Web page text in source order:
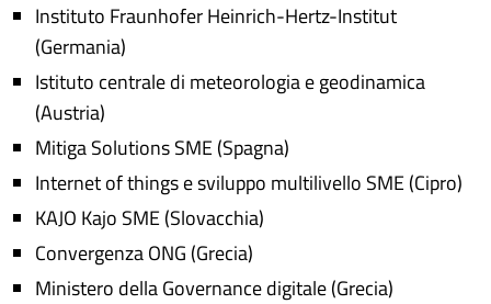
Instituto Fraunhofer Heinrich-Hertz-Institut
(Germania)
Istituto centrale di meteorologia e geodinamica
(Austria)
Mitiga Solutions SME (Spagna)
Internet of things e sviluppo multilivello SME (Cipro)
KAJO Kajo SME (Slovacchia)
Convergenza ONG (Grecia)
Ministero della Governance digitale (Grecia)